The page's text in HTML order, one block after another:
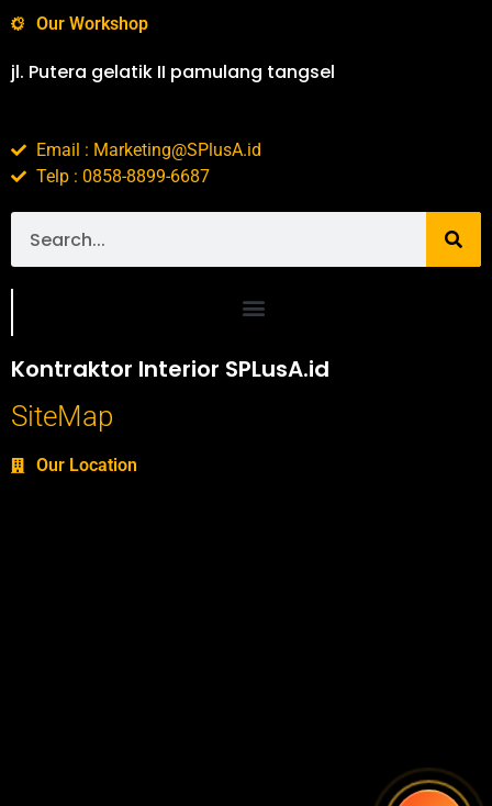
Our Workshop
jl. Putera gelatik II pamulang tangsel
Email : Marketing@SPlusA.id
Telp : 0858-8899-6687
Kontraktor Interior SPLusA.id
SiteMap
Our Location